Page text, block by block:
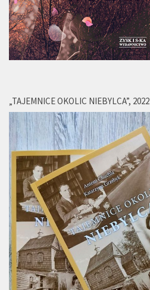
„TAJEMNICE OKOLIC NIEBYLCA”, 2022